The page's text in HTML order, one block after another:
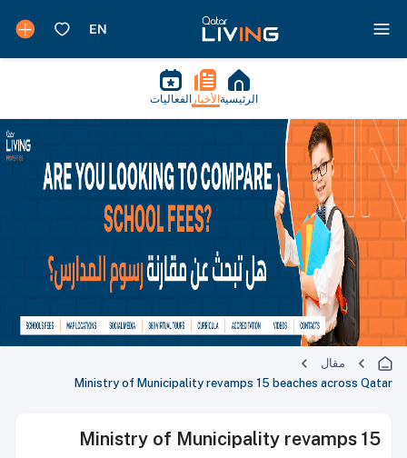
الرئيسية الأخبار الفعاليات
مقال
Ministry of Municipality revamps 15 beaches across Qatar
Ministry of Municipality revamps 15